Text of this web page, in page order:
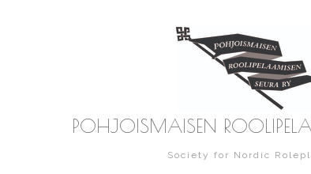
POHJOISMAISEN
Society for Nordic